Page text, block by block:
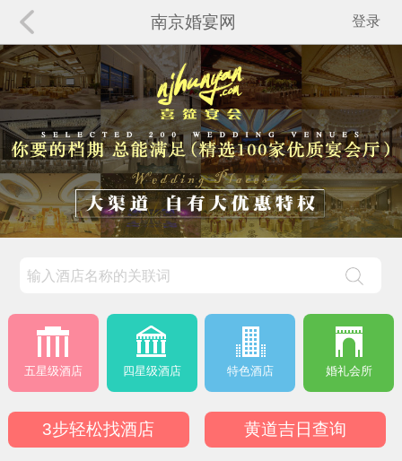
南京婚宴网 登录
五星级酒店 四星级酒店 特色酒店 婚礼会所
3步轻松找酒店 黄道吉日查询